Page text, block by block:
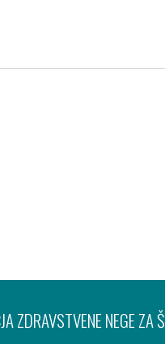
ZDRAVSTVENE NEGE